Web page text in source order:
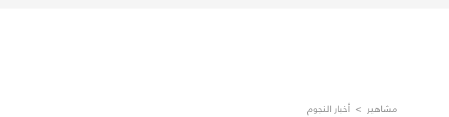
مشاهير > أخبار النجوم